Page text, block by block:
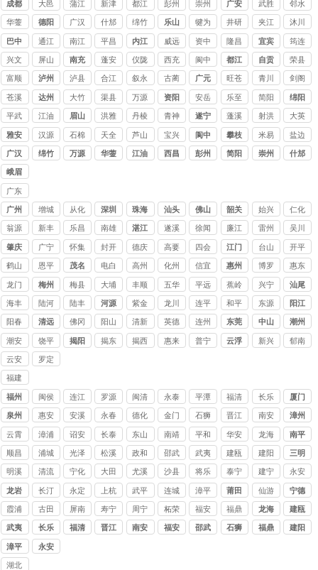
公司
成都 大邑 蒲江 新津
都江
堰
彭州 崇州 广安 武胜 邻水
华蓥 德阳 广汉 什邡 绵竹 乐山 犍为 井研 夹江 沐川
巴中 通江 南江 平昌 内江 威远 资中 隆昌 宜宾 筠连
兴文 屏山 南充 蓬安 仪陇 西充 阆中
都江
堰
自贡 荣县
富顺 泸州 泸县 合江 叙永 古蔺 广元 旺苍 青川 剑阁
苍溪 达州 大竹 渠县 万源 资阳 安岳 乐至 简阳 绵阳
平武 江油 眉山 洪雅 丹棱 青神 遂宁 蓬溪 射洪 大英
雅安 汉源 石棉 天全 芦山 宝兴 阆中
攀枝
花
米易 盐边
广汉 绵竹 万源 华蓥 江油 西昌 彭州 简阳 崇州 什邡
峨眉
山
广东
讨债
公司
广州 增城 从化 深圳 珠海 汕头 佛山 韶关 始兴 仁化
翁源 新丰 乐昌 南雄 湛江 遂溪 徐闻 廉江 雷州 吴川
肇庆 广宁 怀集 封开 德庆 高要 四会 江门 台山 开平
鹤山 恩平 茂名 电白 高州 化州 信宜 惠州 博罗 惠东
龙门 梅州 梅县 大埔 丰顺 五华 平远 蕉岭 兴宁 汕尾
海丰 陆河 陆丰 河源 紫金 龙川 连平 和平 东源 阳江
阳春 清远 佛冈 阳山 清新 英德 连州 东莞 中山 潮州
潮安 饶平 揭阳 揭东 揭西 惠来 普宁 云浮 新兴 郁南
云安 罗定
福建
讨债
公司
福州 闽侯 连江 罗源 闽清 永泰 平潭 福清 长乐 厦门
泉州 惠安 安溪 永春 德化 金门 石狮 晋江 南安 漳州
云霄 漳浦 诏安 长泰 东山 南靖 平和 华安 龙海 南平
顺昌 浦城 光泽 松溪 政和 邵武
武夷
山
建瓯 建阳 三明
明溪 清流 宁化 大田 尤溪 沙县 将乐 泰宁 建宁 永安
龙岩 长汀 永定 上杭 武平 连城 漳平 莆田 仙游 宁德
霞浦 古田 屏南 寿宁 周宁 柘荣 福安 福鼎 龙海 建瓯
武夷
山
长乐 福清 晋江 南安 福安 邵武 石狮 福鼎 建阳
漳平 永安
湖北